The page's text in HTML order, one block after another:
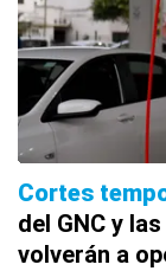
Cortes
del GNC y
volverán a